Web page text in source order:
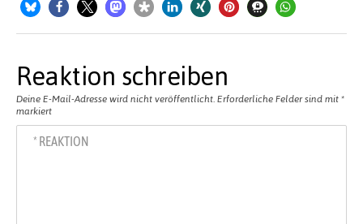
Reaktion schreiben
Deine E-Mail-Adresse wird nicht veröffentlicht. Erforderliche Felder sind mit *
markiert